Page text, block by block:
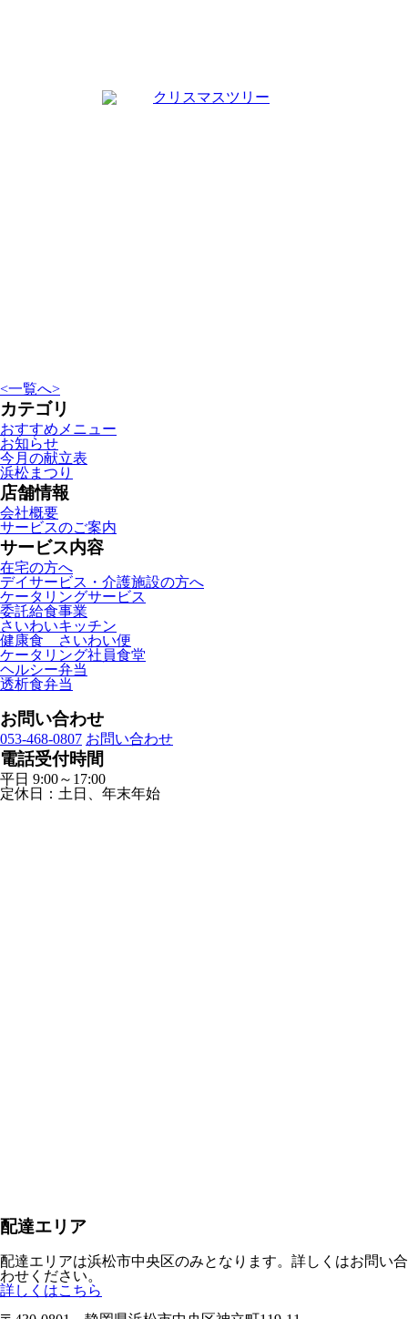
<一覧へ>
カテゴリ
おすすめメニュー
お知らせ
今月の献立表
浜松まつり
店舗情報
会社概要
サービスのご案内
サービス内容
在宅の方へ
デイサービス・介護施設の方へ
ケータリングサービス
委託給食事業
さいわいキッチン
健康食 さいわい便
ケータリング社員食堂
ヘルシー弁当
透析食弁当
お問い合わせ
053-468-0807 お問い合わせ
電話受付時間
平日 9:00～17:00
定休日：土日、年末年始
配達エリア
配達エリアは浜松市中央区のみとなります。詳しくはお問い合
わせください。
詳しくはこちら